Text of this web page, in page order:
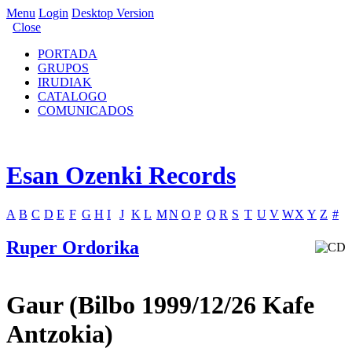
Menu Login Desktop Version
Close
PORTADA
GRUPOS
IRUDIAK
CATALOGO
COMUNICADOS
Esan Ozenki Records
A B C D E F G H I J K L MN O P Q R S T U V WX Y Z #
Ruper Ordorika
Gaur (Bilbo 1999/12/26 Kafe
Antzokia)